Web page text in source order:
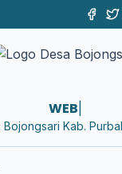
WEBSI
Bojongsari Kab.